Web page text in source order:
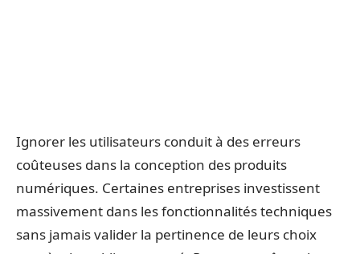
Ignorer les utilisateurs conduit à des erreurs
coûteuses dans la conception des produits
numériques. Certaines entreprises investissent
massivement dans les fonctionnalités techniques
sans jamais valider la pertinence de leurs choix